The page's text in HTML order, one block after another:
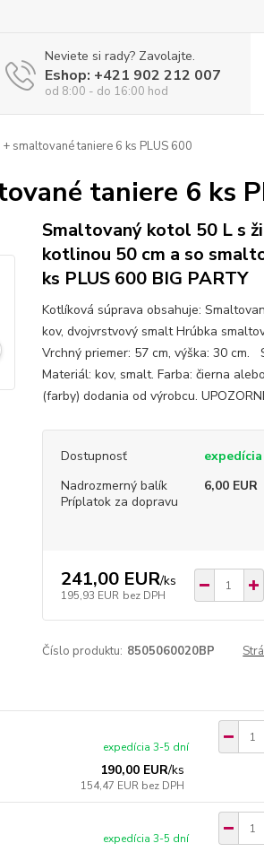
Neviete si rady? Zavolajte.
Eshop: +421 902 212 007
od 8:00 - do 16:00 hod
smaltované taniere 6 ks PLUS 600
taniere 6 ks
Smaltovaný kotol 50 L s
kotlinou 50 cm a so
ks PLUS 600 BIG PARTY
Kotlíková súprava obsahuje:
kov, dvojvrstvový smalt Hrúbka
Vrchný priemer: 57 cm, výška: 30 cm.
Materiál: kov, smalt. Farba: čierna
(farby) dodania od výrobcu.
Dostupnosť
Nadrozmerný balík
Príplatok za dopravu
6,00 EUR
241,00 EUR/ks
195,93 EUR bez DPH
Číslo produktu: 8505060020BP
190,00 EUR/ks
154,47 EUR bez DPH
expedícia 3-5 dní
expedícia 3-5 dní